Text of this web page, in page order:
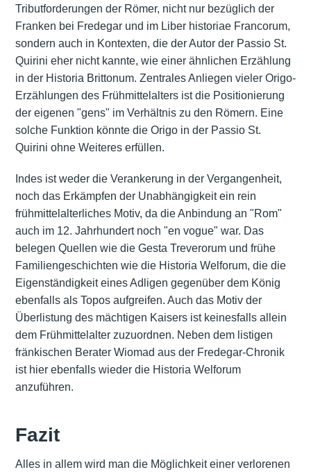
Tributforderungen der Römer, nicht nur bezüglich der
Franken bei Fredegar und im Liber historiae Francorum,
sondern auch in Kontexten, die der Autor der Passio St.
Quirini eher nicht kannte, wie einer ähnlichen Erzählung
in der Historia Brittonum. Zentrales Anliegen vieler Origo-
Erzählungen des Frühmittelalters ist die Positionierung
der eigenen "gens" im Verhältnis zu den Römern. Eine
solche Funktion könnte die Origo in der Passio St.
Quirini ohne Weiteres erfüllen.
Indes ist weder die Verankerung in der Vergangenheit,
noch das Erkämpfen der Unabhängigkeit ein rein
frühmittelalterliches Motiv, da die Anbindung an "Rom"
auch im 12. Jahrhundert noch "en vogue" war. Das
belegen Quellen wie die Gesta Treverorum und frühe
Familiengeschichten wie die Historia Welforum, die die
Eigenständigkeit eines Adligen gegenüber dem König
ebenfalls als Topos aufgreifen. Auch das Motiv der
Überlistung des mächtigen Kaisers ist keinesfalls allein
dem Frühmittelalter zuzuordnen. Neben dem listigen
fränkischen Berater Wiomad aus der Fredegar-Chronik
ist hier ebenfalls wieder die Historia Welforum
anzuführen.
Fazit
Alles in allem wird man die Möglichkeit einer verlorenen